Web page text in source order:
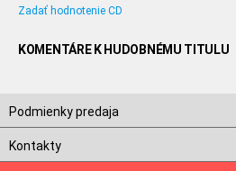
Zadať hodnotenie CD
KOMENTÁRE K HUDOBNÉMU TITULU
Podmienky predaja
Kontakty